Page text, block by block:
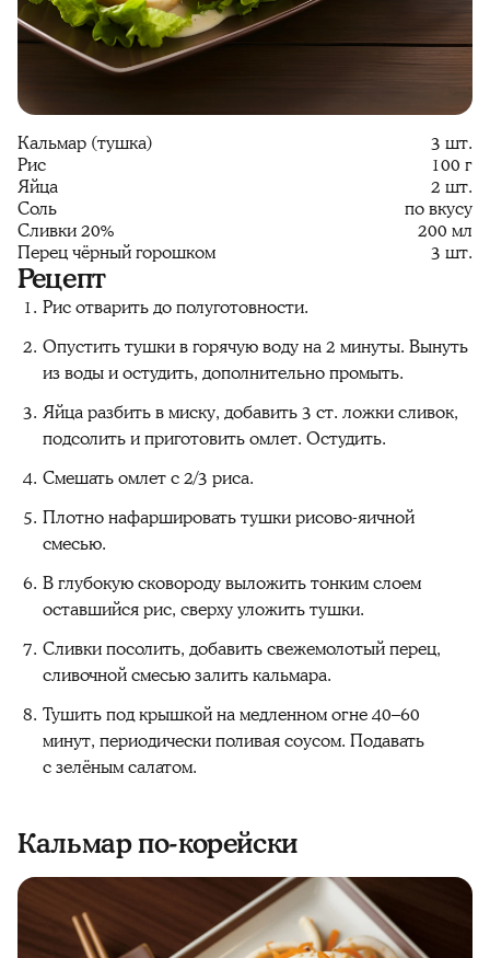
Кальмар (тушка)
3 шт.
Рис
100 г
Яйца
2 шт.
Соль
по вкусу
Сливки 20%
200 мл
Перец чёрный горошком
3 шт.
Рецепт
Рис отварить до полуготовности.
Опустить тушки в горячую воду на 2 минуты. Вынуть
из воды и остудить, дополнительно промыть.
Яйца разбить в миску, добавить 3 ст. ложки сливок,
подсолить и приготовить омлет. Остудить.
Смешать омлет с 2/3 риса.
Плотно нафаршировать тушки рисово-яичной
смесью.
В глубокую сковороду выложить тонким слоем
оставшийся рис, сверху уложить тушки.
Сливки посолить, добавить свежемолотый перец,
сливочной смесью залить кальмара.
Тушить под крышкой на медленном огне 40–60
минут, периодически поливая соусом. Подавать
с зелёным салатом.
Кальмар по-корейски